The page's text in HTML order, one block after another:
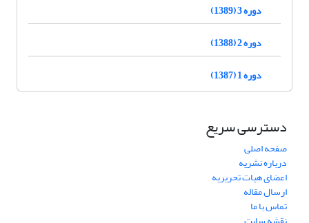
دوره 3 (1389)
دوره 2 (1388)
دوره 1 (1387)
دسترسی سریع
صفحه اصلی
درباره نشریه
اعضای هیات تحریریه
ارسال مقاله
تماس با ما